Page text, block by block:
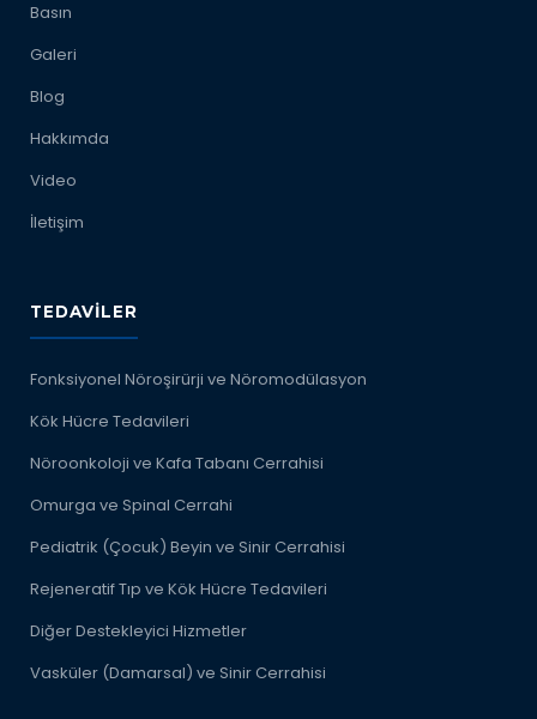
Basın
Galeri
Blog
Hakkımda
Video
İletişim
TEDAVILER
Fonksiyonel Nöroşirürji ve Nöromodülasyon
Kök Hücre Tedavileri
Nöroonkoloji ve Kafa Tabanı Cerrahisi
Omurga ve Spinal Cerrahi
Pediatrik (Çocuk) Beyin ve Sinir Cerrahisi
Rejeneratif Tıp ve Kök Hücre Tedavileri
Diğer Destekleyici Hizmetler
Vasküler (Damarsal) ve Sinir Cerrahisi